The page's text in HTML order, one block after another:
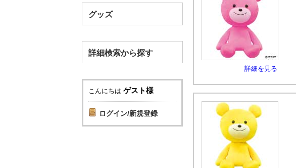
グッズ
詳細検索から探す
こんにちは ゲスト様
ログイン/新規登録
詳細を見る